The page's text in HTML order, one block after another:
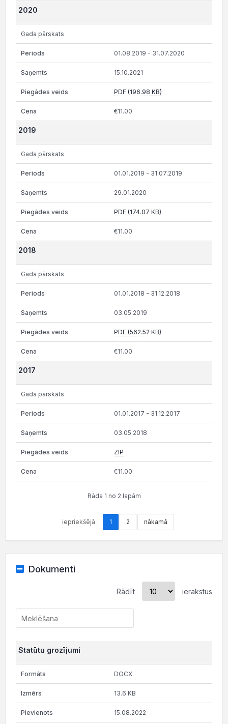
2020
Gada pārskats
01.08.2019 - 31.07.2020
15.10.2021
PDF (196.98 KB)
€11.00
2019
Gada pārskats
01.01.2019 - 31.07.2019
29.01.2020
PDF (174.07 KB)
€11.00
2018
Gada pārskats
01.01.2018 - 31.12.2018
03.05.2019
PDF (562.52 KB)
€11.00
2017
Gada pārskats
01.01.2017 - 31.12.2017
03.05.2018
ZIP
€11.00
Rāda 1 no 2 lapām
iepriekšējā 1 2 nākamā
Dokumenti
Rādīt ierakstus
Statūtu grozījumi
DOCX
13.6 KB
15.08.2022